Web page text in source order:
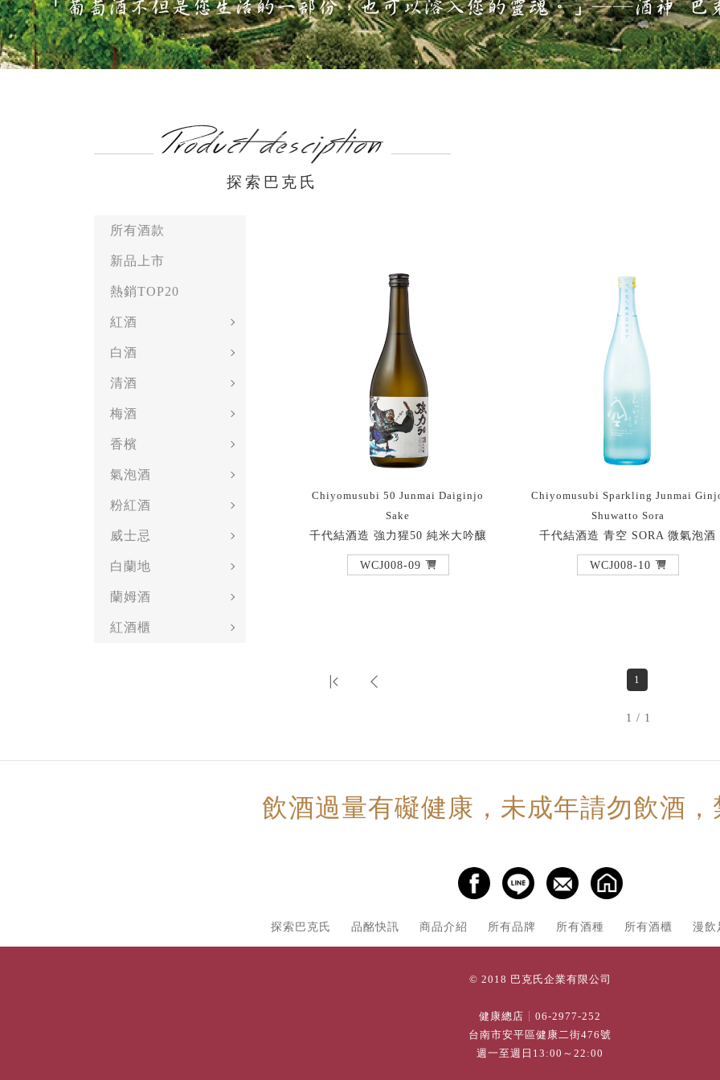
探索巴克氏
所有酒款
新品上市
熱銷TOP20
紅酒
白酒
清酒
梅酒
香檳
氣泡酒
粉紅酒
威士忌
白蘭地
蘭姆酒
紅酒櫃
Chiyomusubi 50 Junmai Daiginjo
Sake
千代結酒造 強力猩50 純米大吟釀
WCJ008-09
Chiyomusubi Sparkling Junmai
Shuwatto Sora
千代結酒造 青空 SORA 微氣泡酒
WCJ008-10
1
1 / 1
飲酒過量有礙健康，未成年請勿飲酒
探索巴克氏 品酩快訊 商品介紹 所有品牌 所有酒種 所有酒櫃 漫飲
© 2018 巴克氏企業有限公司
健康總店┊ 06-2977-252
台南市安平區健康二街476號
週一至週日13:00～22:00